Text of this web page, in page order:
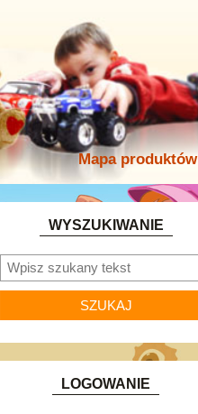
Mapa produktów
WYSZUKIWANIE
LOGOWANIE